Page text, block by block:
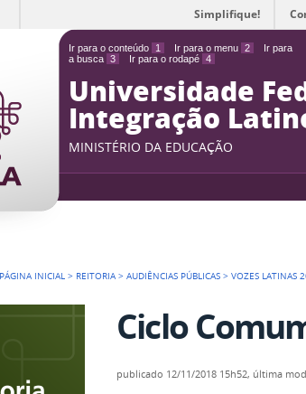
Ir para o conteúdo 1 Ir para o menu 2
Ir para
a busca 3 Ir para o rodapé 4
Simplifique!
Universidade
Integração
MINISTÉRIO DA EDUCAÇÃO
PÁGINA INICIAL > REITORIA >AUDIÊNCIAS PÚBLICAS >VOZES LATINAS
Ciclo
publicado 12/11/2018 15h52, última